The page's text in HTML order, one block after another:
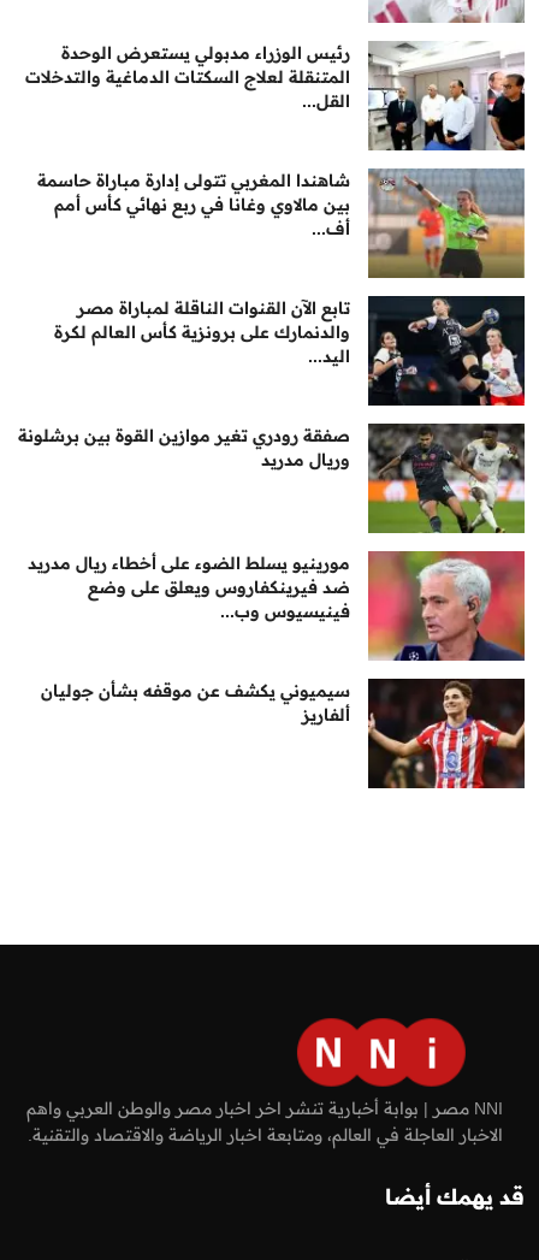
رئيس الوزراء مدبولي يستعرض الوحدة
المتنقلة لعلاج السكتات الدماغية والتدخلات
القل...
شاهندا المغربي تتولى إدارة مباراة حاسمة
بين مالاوي وغانا في ربع نهائي كأس أمم
أف...
تابع الآن القنوات الناقلة لمباراة مصر
والدنمارك على برونزية كأس العالم لكرة
اليد...
صفقة رودري تغير موازين القوة بين برشلونة
وريال مدريد
مورينيو يسلط الضوء على أخطاء ريال مدريد
ضد فيرينكفاروس ويعلق على وضع
فينيسيوس وب...
سيميوني يكشف عن موقفه بشأن جوليان
ألفاريز
NNI مصر | بوابة أخبارية تنشر اخر اخبار مصر والوطن العربي واهم
الاخبار العاجلة في العالم، ومتابعة اخبار الرياضة والاقتصاد والتقنية.
قد يهمك أيضا